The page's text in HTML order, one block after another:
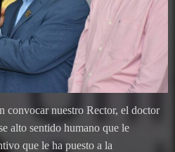
convocar nuestro Rector, el doctor
alto sentido humano que le
que le ha puesto a la